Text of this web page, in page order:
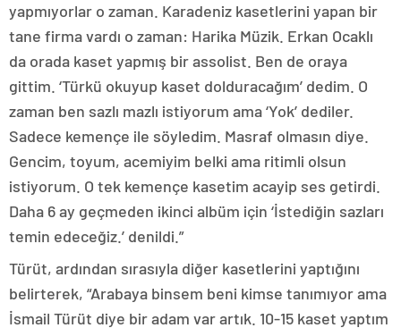
yapmıyorlar o zaman. Karadeniz kasetlerini yapan bir
tane firma vardı o zaman: Harika Müzik. Erkan Ocaklı
da orada kaset yapmış bir assolist. Ben de oraya
gittim. ‘Türkü okuyup kaset dolduracağım’ dedim. O
zaman ben sazlı mazlı istiyorum ama ‘Yok’ dediler.
Sadece kemençe ile söyledim. Masraf olmasın diye.
Gencim, toyum, acemiyim belki ama ritimli olsun
istiyorum. O tek kemençe kasetim acayip ses getirdi.
Daha 6 ay geçmeden ikinci albüm için ‘İstediğin sazları
temin edeceğiz.’ denildi.”
Türüt, ardından sırasıyla diğer kasetlerini yaptığını
belirterek, “Arabaya binsem beni kimse tanımıyor ama
İsmail Türüt diye bir adam var artık. 10-15 kaset yaptım